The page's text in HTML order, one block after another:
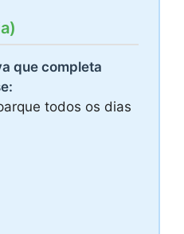
que completa
todos os dias